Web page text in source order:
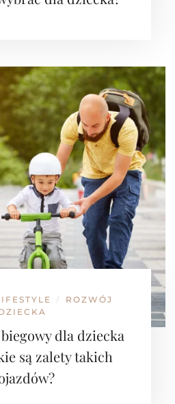
/
ROZWÓJ
dla dziecka
są zalety takich